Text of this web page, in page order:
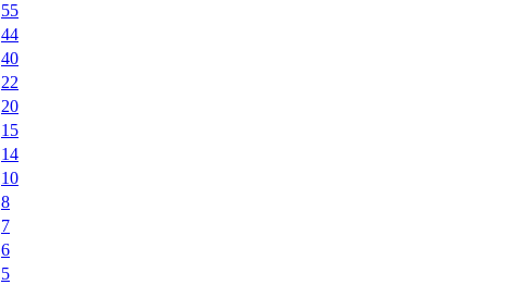
55
44
40
22
20
15
14
10
8
7
6
5